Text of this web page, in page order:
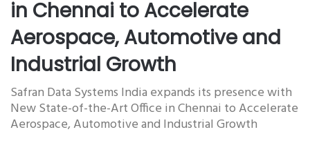
in Chennai to Accelerate
Aerospace, Automotive and
Industrial Growth
Safran Data Systems India expands its presence with
New State-of-the-Art Office in Chennai to Accelerate
Aerospace, Automotive and Industrial Growth